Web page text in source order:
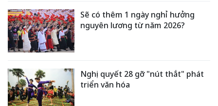
Sẽ có thêm 1 ngày nghỉ hưởng
nguyên lương từ năm 2026?
Nghị quyết 28 gỡ "nút thắt" phát
triển văn hóa